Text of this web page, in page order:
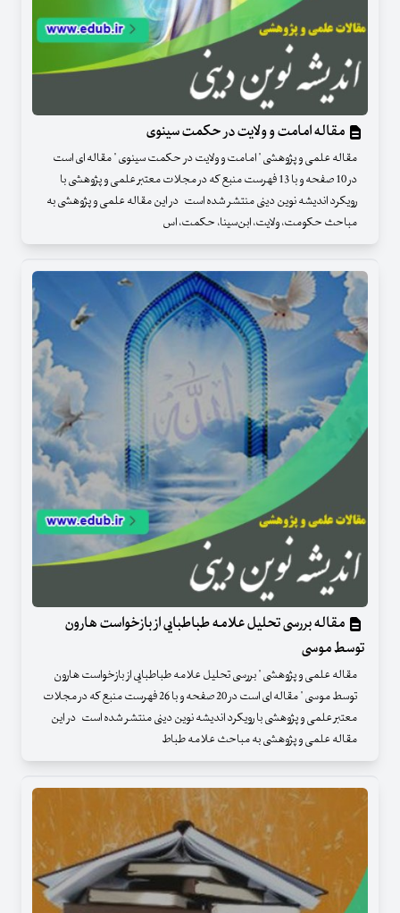
مقاله امامت و ولایت در حکمت سینوی
مقاله علمی و پژوهشی " امامت و ولایت در حکمت سینوی " مقاله ای است
در 10 صفحه و با 13 فهرست منبع که در مجلات معتبر علمی و پژوهشی با
رویکرد اندیشه نوین دینی منتشر شده است در این مقاله علمی و پژوهشی به
مباحث حکومت، ولایت، ابن‌سینا، حکمت، اس
مقاله بررسی تحلیل علامه طباطبایی از بازخواست هارون
توسط موسی
مقاله علمی و پژوهشی " بررسی تحلیل علامه طباطبایی از بازخواست هارون
توسط موسی " مقاله ای است در 20 صفحه و با 26 فهرست منبع که در مجلات
معتبر علمی و پژوهشی با رویکرد اندیشه نوین دینی منتشر شده است در این
مقاله علمی و پژوهشی به مباحث علامه طباط